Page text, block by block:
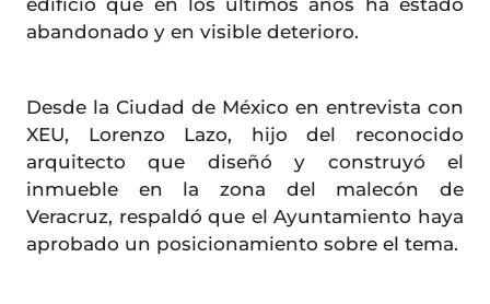
edificio que en los últimos años ha estado
abandonado y en visible deterioro.
Desde la Ciudad de México en entrevista con
XEU, Lorenzo Lazo, hijo del reconocido
arquitecto que diseñó y construyó el
inmueble en la zona del malecón de
Veracruz, respaldó que el Ayuntamiento haya
aprobado un posicionamiento sobre el tema.